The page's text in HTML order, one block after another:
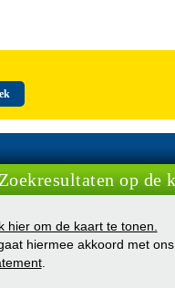
Zoekresultaten op de
hier om de kaart te tonen.
hiermee akkoord met
.